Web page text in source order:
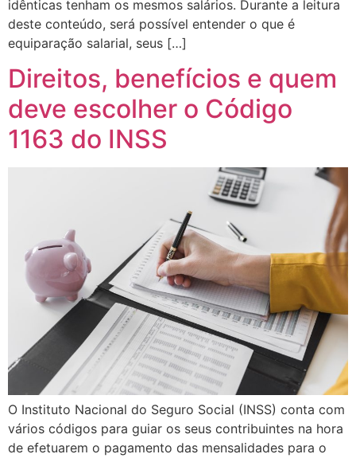
idênticas tenham os mesmos salários. Durante a leitura
deste conteúdo, será possível entender o que é
equiparação salarial, seus […]
Direitos, benefícios e quem
deve escolher o Código
1163 do INSS
O Instituto Nacional do Seguro Social (INSS) conta com
vários códigos para guiar os seus contribuintes na hora
de efetuarem o pagamento das mensalidades para o